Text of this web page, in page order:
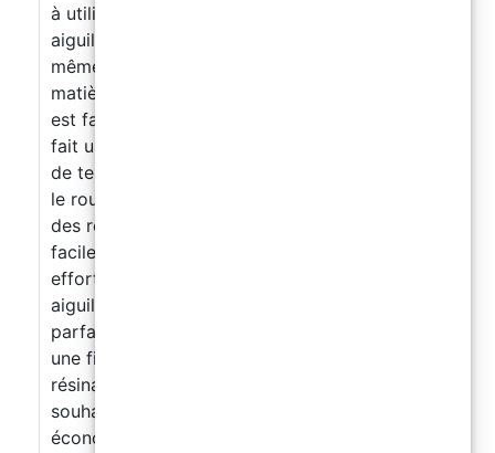
à utiliser, propre et réutilisable : le rouleau à
aiguilles est conçu pour être facile à utiliser,
même pour ceux qui n'ont pas d'expérience en
matière de revêtement de résine. De plus, il
est facile à nettoyer et réutilisable, ce qui en
fait un choix écologique et économique. Gain
de temps : grâce à sa technologie innovante,
le rouleau à aiguilles vous permet d'obtenir
des résultats parfaits rapidement et
facilement, en économisant du temps et des
efforts. Garantit le résultat : le rouleau à
aiguilles est conçu pour garantir des résultats
parfaits, en éliminant les bulles et en assurant
une finition uniforme et professionnelle lors du
résinage des surfaces et des sols. Si vous
souhaitez obtenir des résultats parfaits et
économiser du temps et des efforts lors du